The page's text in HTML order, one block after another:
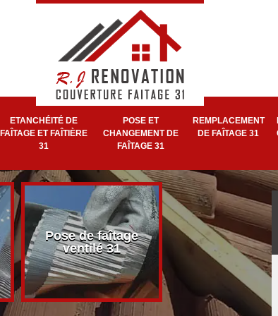
ETANCHÉITÉ DE
FAÎTAGE ET FAÎTIÈRE
31
POSE ET
CHANGEMENT DE
FAÎTAGE 31
REMPLACEMENT
DE FAÎTAGE 31
Pose de faîtage
ventilé 31
Pose et
de faîtage et
31